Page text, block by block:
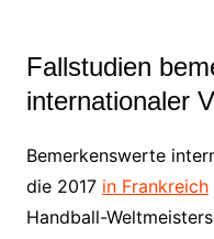
Fallstudien
internationaler
Bemerkenswerte
die 2017 in Frankreich
Handball-